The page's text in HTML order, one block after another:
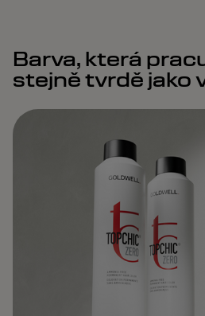
Barva, která
stejně tvrdě jako